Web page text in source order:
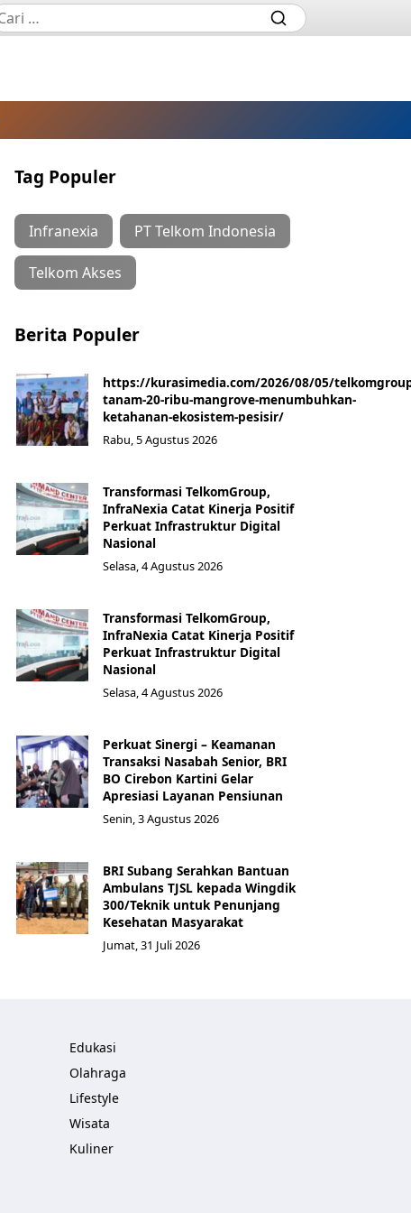
Tag Populer
Infranexia PT Telkom Indonesia
Telkom Akses
Berita Populer
https://kurasimedia.com/2026/08/05/
tanam-20-ribu-mangrove-menumbuhkan-
ketahanan-ekosistem-pesisir/
Rabu, 5 Agustus 2026
Transformasi TelkomGroup,
InfraNexia Catat Kinerja Positif
Perkuat Infrastruktur Digital
Nasional
Selasa, 4 Agustus 2026
Transformasi TelkomGroup,
InfraNexia Catat Kinerja Positif
Perkuat Infrastruktur Digital
Nasional
Selasa, 4 Agustus 2026
Perkuat Sinergi – Keamanan
Transaksi Nasabah Senior, BRI
BO Cirebon Kartini Gelar
Apresiasi Layanan Pensiunan
Senin, 3 Agustus 2026
BRI Subang Serahkan Bantuan
Ambulans TJSL kepada Wingdik
300/Teknik untuk Penunjang
Kesehatan Masyarakat ​
Jumat, 31 Juli 2026
Edukasi
Olahraga
Lifestyle
Wisata
Kuliner